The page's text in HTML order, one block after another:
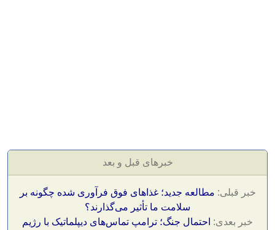
خبرهای قبل و بعد
خبر قبلی: مطالعه جدید؛ غذاهای فوق فرآوری شده چگونه بر
سلامت ما تأثیر می‌گذارند؟
خبر بعدی: احتمال جنگ؛ ترامپ تماس‌های دیپلماتیک با رژیم